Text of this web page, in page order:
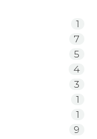
1
7
5
4
3
1
1
9